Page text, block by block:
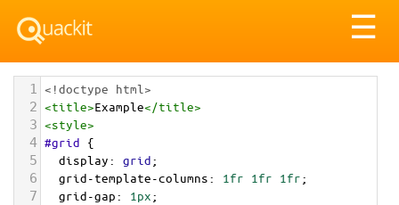
☰
1 <!doctype html>
2 <title>Example</title>
3 <style>
4 #grid {
5 display: grid;
6 grid-template-columns: 1fr 1fr 1fr;
7 grid-gap: 1px;